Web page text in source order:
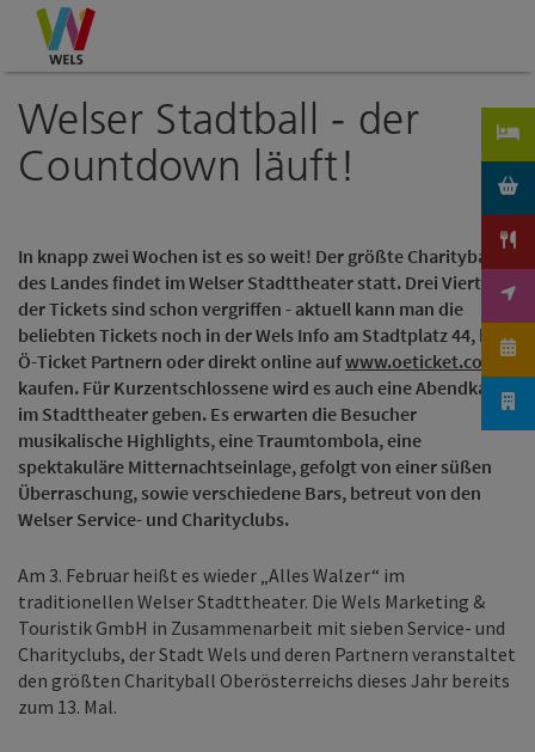
Zum Inhalt
Zur Navigation
Zum Seitenanfang
Welser Stadtball - der
Countdown läuft!
In knapp zwei Wochen ist es so weit! Der größte Charityball
des Landes findet im Welser Stadttheater statt. Drei Viertel
der Tickets sind schon vergriffen - aktuell kann man die
beliebten Tickets noch in der Wels Info am Stadtplatz 44, bei
Ö-Ticket Partnern oder direkt online aufwww.oeticket.com
kaufen. Für Kurzentschlossene wird es auch eine Abendkassa
im Stadttheater geben. Es erwarten die Besucher
musikalische Highlights, eine Traumtombola, eine
spektakuläre Mitternachtseinlage, gefolgt von einer süßen
Überraschung, sowie verschiedene Bars, betreut von den
Welser Service- und Charityclubs.
Am 3. Februar heißt es wieder „Alles Walzer“ im
traditionellen Welser Stadttheater. Die Wels Marketing &
Touristik GmbH in Zusammenarbeit mit sieben Service- und
Charityclubs, der Stadt Wels und deren Partnern veranstaltet
den größten Charityball Oberösterreichs dieses Jahr bereits
zum 13. Mal.